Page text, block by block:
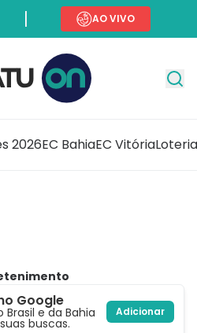
AO VIVO
2026EC BahiaEC Vitória
Google
e da Bahia
buscas.
Adicionar